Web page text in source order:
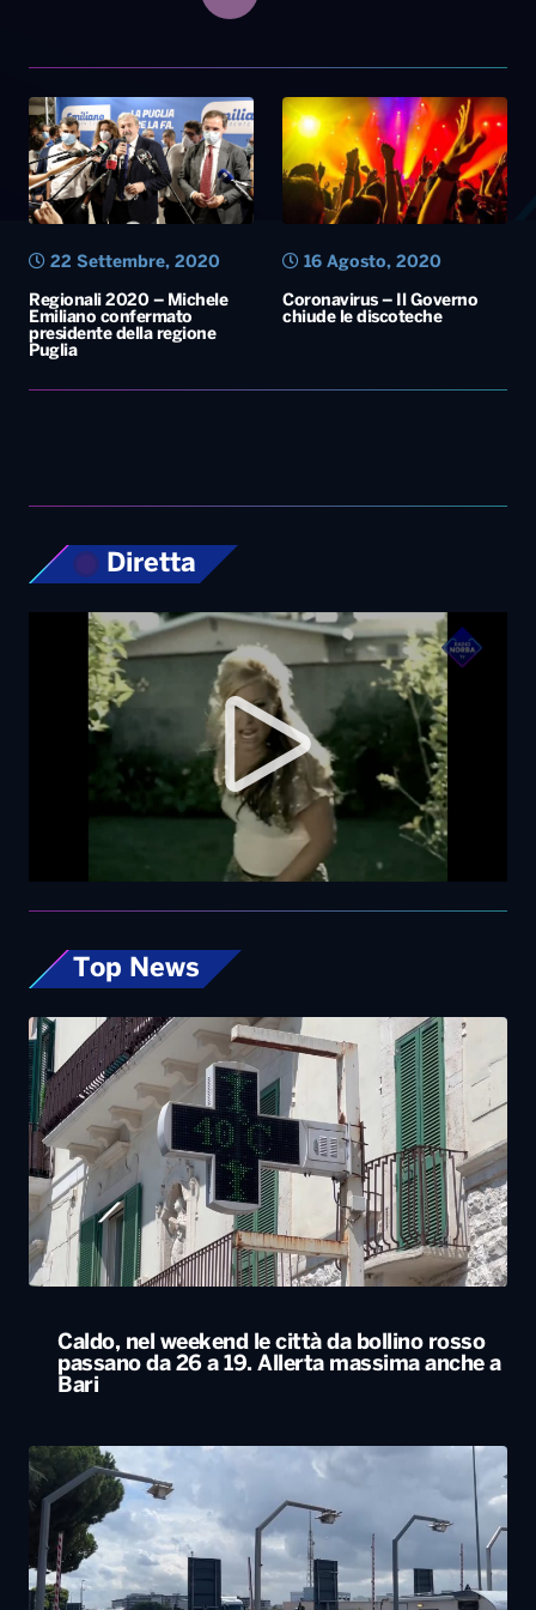
Regionali 2020 – Michele
Emiliano confermato
presidente della regione
Puglia
22 Settembre, 2020
Coronavirus – Il Governo
chiude le discoteche
16 Agosto, 2020
Diretta
Top News
Caldo, nel weekend le città da bollino rosso
passano da 26 a 19. Allerta massima anche a
Bari